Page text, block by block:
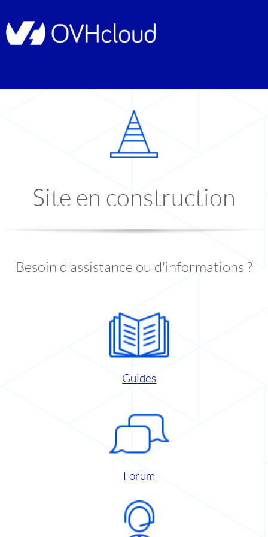
Site en construction
Besoin d'assistance ou d'informations ?
Guides
Forum